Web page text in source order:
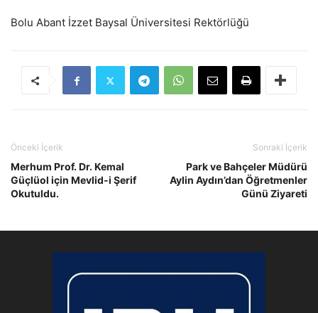
Bolu Abant İzzet Baysal Üniversitesi Rektörlüğü
Önceki İçerik
Merhum Prof. Dr. Kemal
Güçlüol için Mevlid-i Şerif
Okutuldu.
Sonraki İçerik
Park ve Bahçeler Müdürü
Aylin Aydın’dan Öğretmenler
Günü Ziyareti